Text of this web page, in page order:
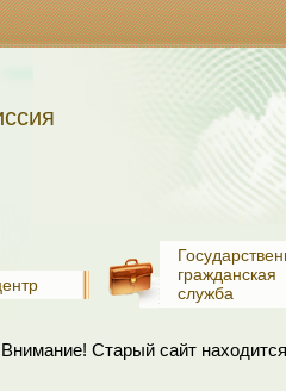
гражданская
служба
Внимание! Старый сайт